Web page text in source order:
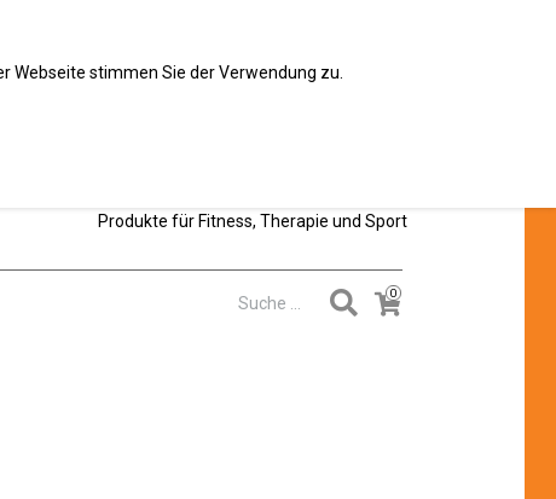
Produkte für Fitness, Therapie und Sport
Webseite stimmen Sie der Verwendung zu.